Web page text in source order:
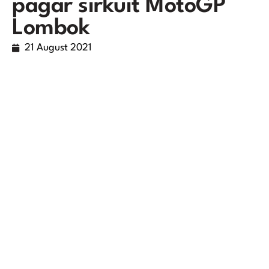
pagar sirkuit MotoGP
Lombok
21 August 2021